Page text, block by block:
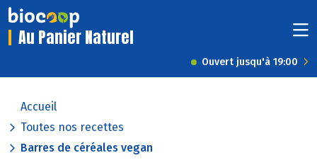
Au Panier Naturel
Ouvert jusqu'à 19:00
Accueil
Toutes nos recettes
Barres de céréales vegan